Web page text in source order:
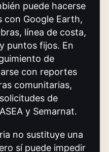
puede hacerse
con Google Earth,
línea de costa,
puntos fijos. En
de
con reportes
comunitarias,
de
y Semarnat.
no sustituye una
sí puede impedir